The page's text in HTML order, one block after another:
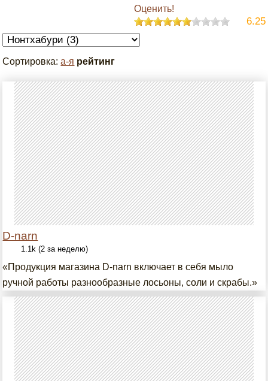
Оценить!
6.25
Сортировка:а-я рейтинг
D-narn
1.1k (2 за неделю)
«Продукция магазина D-narn включает в себя мыло
ручной работы разнообразные лосьоны, соли и скрабы.»